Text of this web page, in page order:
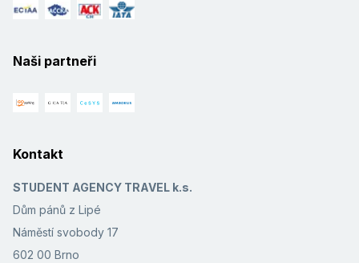
Naši partneři
Kontakt
STUDENT AGENCY TRAVEL k.s.
Dům pánů z Lipé
Náměstí svobody 17
602 00 Brno